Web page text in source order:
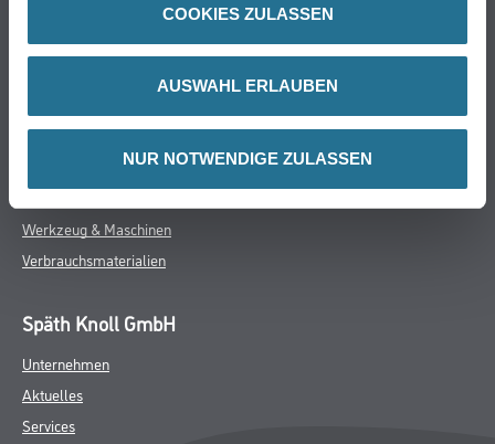
COOKIES ZULASSEN
AUSWAHL ERLAUBEN
NUR NOTWENDIGE ZULASSEN
Farbe
Putze- und Spachtelmassen
Werkzeug & Maschinen
Verbrauchsmaterialien
Späth Knoll GmbH
Unternehmen
Aktuelles
Services